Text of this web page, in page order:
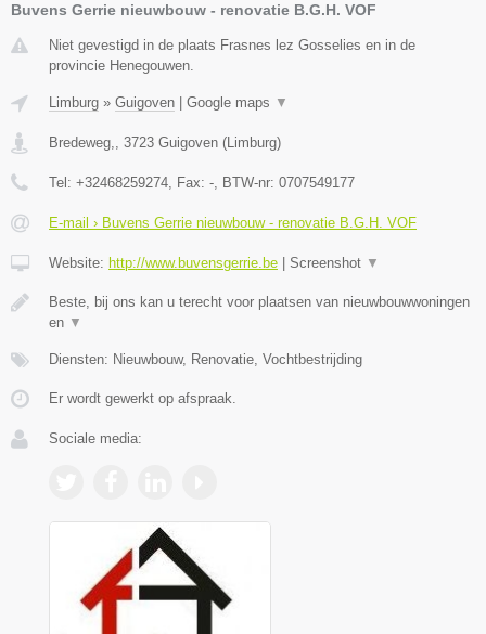
Buvens Gerrie nieuwbouw - renovatie B.G.H. VOF
Niet gevestigd in de plaats Frasnes lez Gosselies en in de
provincie Henegouwen.
Limburg » Guigoven Google maps ▼
Bredeweg,, 3723 Guigoven (Limburg)
Tel: +32468259274, Fax: -, BTW-nr: 0707549177
E-mail › Buvens Gerrie nieuwbouw - renovatie B.G.H. VOF
Website: http://www.buvensgerrie.be Screenshot ▼
Beste, bij ons kan u terecht voor plaatsen van nieuwbouwwoningen
en ▼
Diensten: Nieuwbouw, Renovatie, Vochtbestrijding
Er wordt gewerkt op afspraak.
Sociale media: